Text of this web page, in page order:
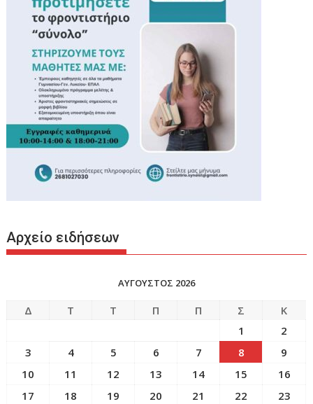
Αρχείο ειδήσεων
ΑΥΓΟΥΣΤΟΣ 2026
Δ Τ Τ Π Π Σ
Κ
1
2
3
4 5 6 7 8
9
10
11 12 13 14 15
16
17
18 19 20 21 22
23